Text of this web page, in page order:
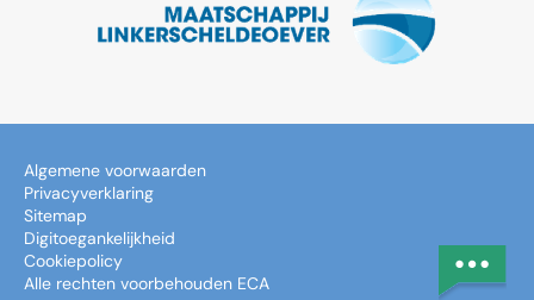
Algemene voorwaarden
Privacyverklaring
Sitemap
Digitoegankelijkheid
Cookiepolicy
Alle rechten voorbehouden ECA